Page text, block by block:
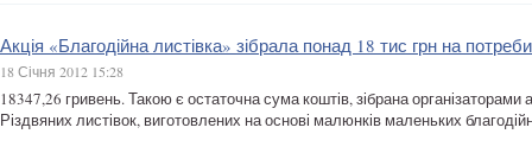
Акція «Благодійна листівка» зібрала понад 18 тис грн на потреби
18 Січня 2012 15:28
18347,26 гривень. Такою є остаточна сума коштів, зібрана організаторами
Різдвяних листівок, виготовлених на основі малюнків маленьких